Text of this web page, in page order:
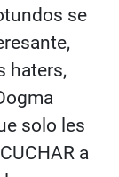
se
haters,
solo les
a